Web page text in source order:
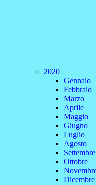
2020
Gennaio
Febbraio
Marzo
Aprile
Maggio
Giugno
Luglio
Agosto
Settembre
Ottobre
Dicembre